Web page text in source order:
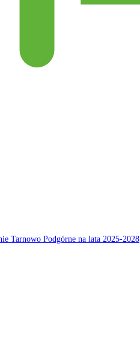
Tarnowo Podgórne na lata 2025-2028